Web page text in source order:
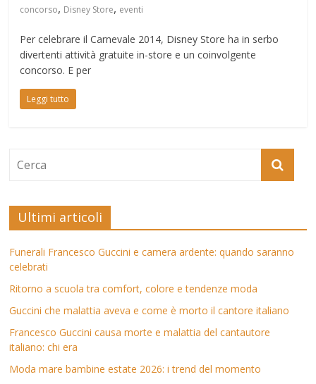
concorso, Disney Store, eventi
Per celebrare il Carnevale 2014, Disney Store ha in serbo
divertenti attività gratuite in-store e un coinvolgente
concorso. E per
Leggi tutto
Ultimi articoli
Funerali Francesco Guccini e camera ardente: quando saranno
celebrati
Ritorno a scuola tra comfort, colore e tendenze moda
Guccini che malattia aveva e come è morto il cantore italiano
Francesco Guccini causa morte e malattia del cantautore
italiano: chi era
Moda mare bambine estate 2026: i trend del momento